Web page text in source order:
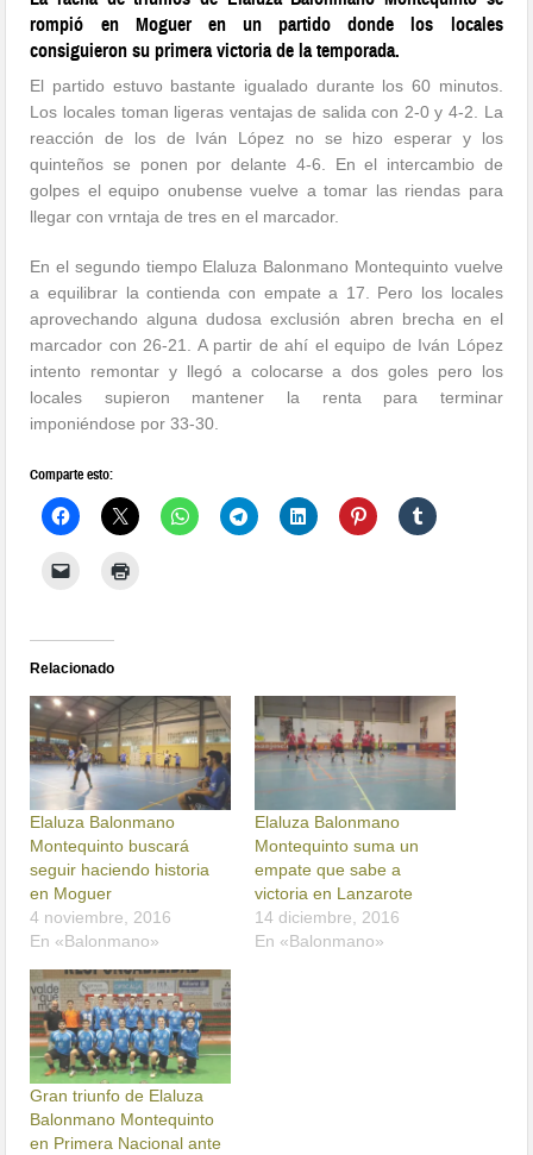
rompió en Moguer en un partido donde los locales
consiguieron su primera victoria de la temporada.
El partido estuvo bastante igualado durante los 60 minutos.
Los locales toman ligeras ventajas de salida con 2-0 y 4-2. La
reacción de los de Iván López no se hizo esperar y los
quinteños se ponen por delante 4-6. En el intercambio de
golpes el equipo onubense vuelve a tomar las riendas para
llegar con vrntaja de tres en el marcador.
En el segundo tiempo Elaluza Balonmano Montequinto vuelve
a equilibrar la contienda con empate a 17. Pero los locales
aprovechando alguna dudosa exclusión abren brecha en el
marcador con 26-21. A partir de ahí el equipo de Iván López
intento remontar y llegó a colocarse a dos goles pero los
locales supieron mantener la renta para terminar
imponiéndose por 33-30.
Comparte esto:
Relacionado
Elaluza Balonmano
Montequinto buscará
seguir haciendo historia
en Moguer
4 noviembre, 2016
En «Balonmano»
Elaluza Balonmano
Montequinto suma un
empate que sabe a
victoria en Lanzarote
14 diciembre, 2016
En «Balonmano»
Gran triunfo de Elaluza
Balonmano Montequinto
en Primera Nacional ante